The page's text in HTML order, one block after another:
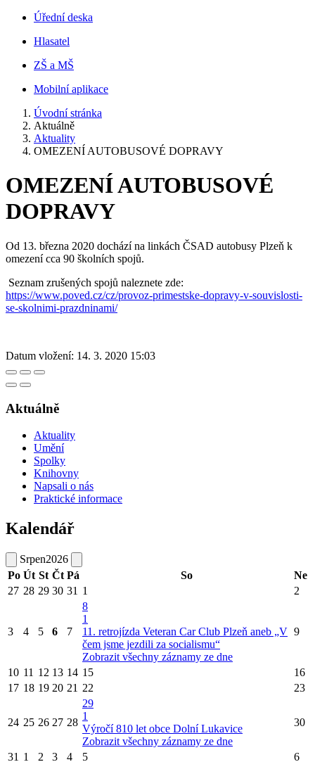
Úřední deska
Hlasatel
ZŠ a MŠ
Mobilní aplikace
Úvodní stránka
Aktuálně
Aktuality
OMEZENÍ AUTOBUSOVÉ DOPRAVY
OMEZENÍ AUTOBUSOVÉ
DOPRAVY
Od 13. března 2020 dochází na linkách ČSAD autobusy Plzeň k
omezení cca 90 školních spojů.
Seznam zrušených spojů naleznete zde:
https://www.poved.cz/cz/provoz-primestske-dopravy-v-souvislosti-
se-skolnimi-prazdninami/
Datum vložení: 14. 3. 2020 15:03
Aktuálně
Aktuality
Umění
Spolky
Knihovny
Napsali o nás
Praktické informace
Kalendář
Srpen2026
Po Út St Čt Pá So
Ne
27 28 29 30 31 1 2
3 4 5 6 7
8
1
11. retrojízda Veteran Car Club Plzeň aneb „V
čem jsme jezdili za socialismu“
Zobrazit všechny záznamy ze dne
9
10 11 12 13 14 15
16
17 18 19 20 21 22 23
24 25 26 27 28
29
1
Výročí 810 let obce Dolní Lukavice
Zobrazit všechny záznamy ze dne
30
31 1 2 3 4 5 6